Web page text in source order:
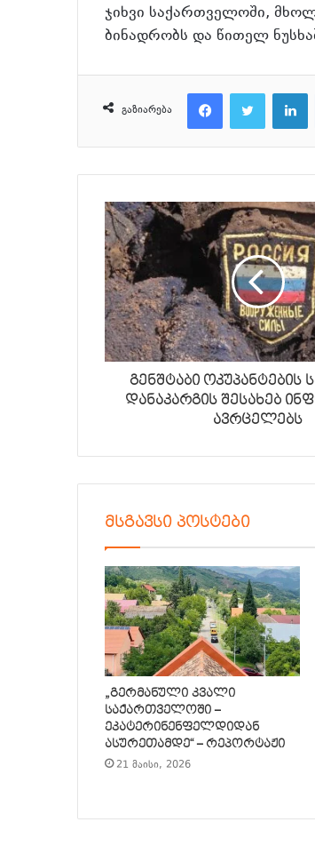
ჯიხვი საქართველოში,
ბინადრობს და წითელ
გაზიარება
გენშტაბი ოკუპანტების
დანაკარგის შესახებ
ავრცელებს
მსგავსი პოსტები
„გერმანული კვალი
საქართველოში –
ეკატერინენფელდიდან
ასურეთამდე“ – რეპორტაჟი
21 მაისი, 2026